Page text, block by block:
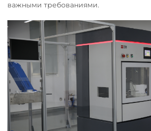
важными требованиями.